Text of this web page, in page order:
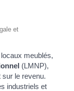
et
meublés,
(LMNP),
le revenu.
industriels et